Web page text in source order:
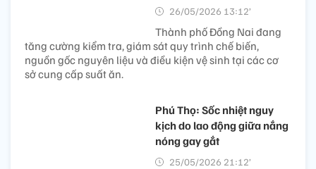
26/05/2026 13:12’
Thành phố Đồng Nai đang
tăng cường kiểm tra, giám sát quy trình chế biến,
nguồn gốc nguyên liệu và điều kiện vệ sinh tại các cơ
sở cung cấp suất ăn.
Phú Thọ: Sốc nhiệt nguy
kịch do lao động giữa nắng
nóng gay gắt
25/05/2026 21:12’